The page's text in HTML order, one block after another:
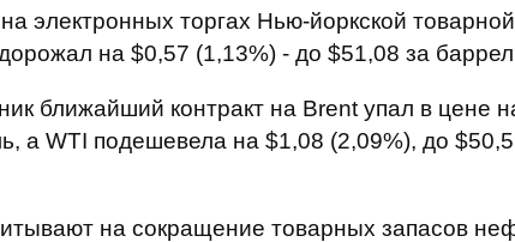
электронных торгах Нью-йоркской
на $0,57 (1,13%) - до $51,08 за
ближайший контракт на Brent упал в цене
а WTI подешевела на $1,08 (2,09%), до
на сокращение товарных запасов